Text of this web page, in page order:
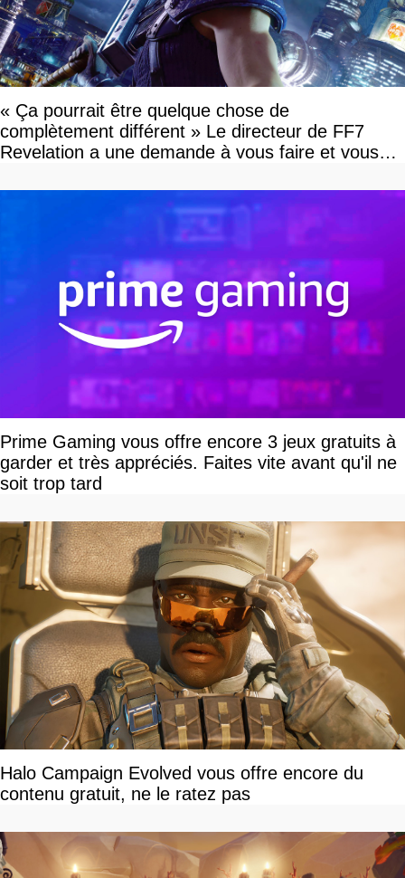
« Ça pourrait être quelque chose de
complètement différent » Le directeur de FF7
Revelation a une demande à vous faire et vous
Prime Gaming vous offre encore 3 jeux gratuits à
garder et très appréciés. Faites vite avant qu'il ne
soit trop tard
Halo Campaign Evolved vous offre encore du
contenu gratuit, ne le ratez pas